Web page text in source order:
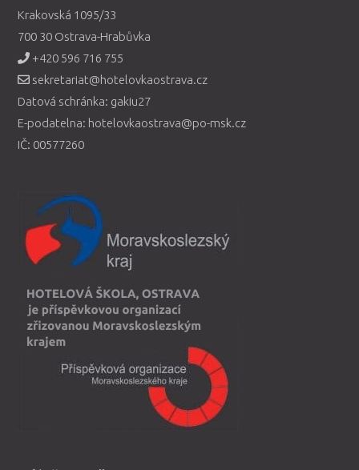
Krakovská 1095/33
700 30 Ostrava-Hrabůvka
+420 596 716 755
sekretariat@hotelovkaostrava.cz
Datová schránka: gakiu27
E-podatelna: hotelovkaostrava@po-msk.cz
IČ: 00577260